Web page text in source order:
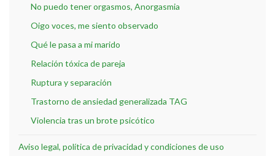
No puedo tener orgasmos, Anorgasmia
Oigo voces, me siento observado
Qué le pasa a mi marido
Relación tóxica de pareja
Ruptura y separación
Trastorno de ansiedad generalizada TAG
Violencia tras un brote psicótico
Aviso legal, política de privacidad y condiciones de uso